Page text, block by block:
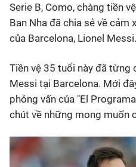
Các môn khác
VIDEO
Bên lề
Serie B, Como, chàng tiền
Ban Nha đã chia sẻ về cảm
của Barcelona, Lionel Messi.
Tiền vệ 35 tuổi này đã từng
Messi tại Barcelona. Mới
phỏng vấn của "El
chút về những mong muốn